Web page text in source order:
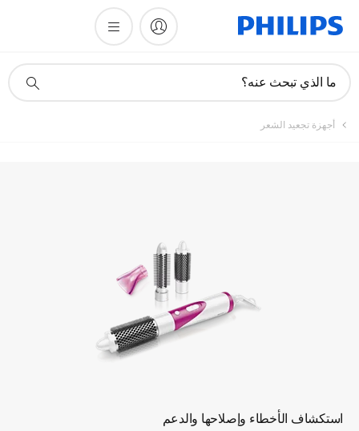
دعم
ما الذي تبحث عنه؟
أجهزة تجعيد الشعر
استكشاف الأخطاء وإصلاحها والدعم
تسجيل المنتج